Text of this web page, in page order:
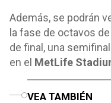
Además, se podrán
la fase de octavos
de final, una
en el MetLife
VEA TAMBIÉN